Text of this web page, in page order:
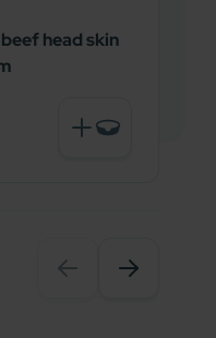
head skin